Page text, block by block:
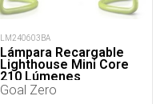
LM240603BA
Lámpara Recargable
Lighthouse Mini Core
210 Lúmenes
Goal Zero